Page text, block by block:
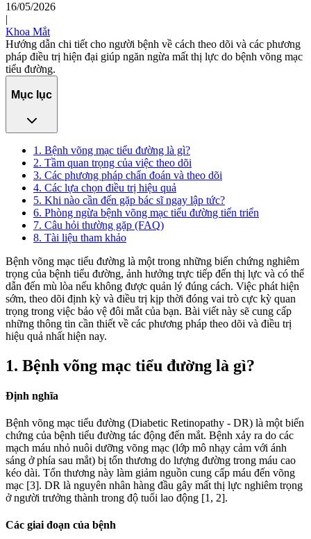
16/05/2026
|
Khoa Mắt
Hướng dẫn chi tiết cho người bệnh về cách theo dõi và các phương
pháp điều trị hiện đại giúp ngăn ngừa mất thị lực do bệnh võng mạc
tiểu đường.
Mục lục
1. Bệnh võng mạc tiểu đường là gì?
2. Tầm quan trọng của việc theo dõi
3. Các phương pháp chẩn đoán và theo dõi
4. Các lựa chọn điều trị hiệu quả
5. Khi nào cần đến gặp bác sĩ ngay lập tức?
6. Phòng ngừa bệnh võng mạc tiểu đường tiến triển
7. Câu hỏi thường gặp (FAQ)
8. Tài liệu tham khảo
Bệnh võng mạc tiểu đường là một trong những biến chứng nghiêm
trọng của bệnh tiểu đường, ảnh hưởng trực tiếp đến thị lực và có thể
dẫn đến mù lòa nếu không được quản lý đúng cách. Việc phát hiện
sớm, theo dõi định kỳ và điều trị kịp thời đóng vai trò cực kỳ quan
trọng trong việc bảo vệ đôi mắt của bạn. Bài viết này sẽ cung cấp
những thông tin cần thiết về các phương pháp theo dõi và điều trị
hiệu quả nhất hiện nay.
1. Bệnh võng mạc tiểu đường là gì?
Định nghĩa
Bệnh võng mạc tiểu đường (Diabetic Retinopathy - DR) là một biến
chứng của bệnh tiểu đường tác động đến mắt. Bệnh xảy ra do các
mạch máu nhỏ nuôi dưỡng võng mạc (lớp mô nhạy cảm với ánh
sáng ở phía sau mắt) bị tổn thương do lượng đường trong máu cao
kéo dài. Tổn thương này làm giảm nguồn cung cấp máu đến võng
mạc [3]. DR là nguyên nhân hàng đầu gây mất thị lực nghiêm trọng
ở người trưởng thành trong độ tuổi lao động [1, 2].
Các giai đoạn của bệnh